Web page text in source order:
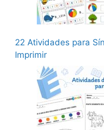
22 Atividades para
Imprimir